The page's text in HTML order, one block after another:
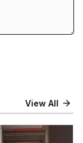
View All